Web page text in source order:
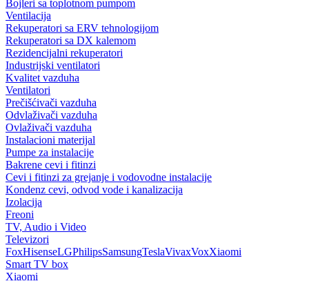
Bojleri sa toplotnom pumpom
Ventilacija
Rekuperatori sa ERV tehnologijom
Rekuperatori sa DX kalemom
Rezidencijalni rekuperatori
Industrijski ventilatori
Kvalitet vazduha
Ventilatori
Prečišćivači vazduha
Odvlaživači vazduha
Ovlaživači vazduha
Instalacioni materijal
Pumpe za instalacije
Bakrene cevi i fitinzi
Cevi i fitinzi za grejanje i vodovodne instalacije
Kondenz cevi, odvod vode i kanalizacija
Izolacija
Freoni
TV, Audio i Video
Televizori
FoxHisenseLGPhilipsSamsungTeslaVivaxVoxXiaomi
Smart TV box
Xiaomi